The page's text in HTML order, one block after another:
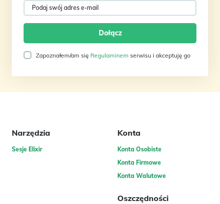
Zapoznałem/am się Regulaminem serwisu i akceptuję go
Narzędzia
Sesje Elixir
Konta
Konta Osobiste
Konta Firmowe
Konta Walutowe
Oszczędności